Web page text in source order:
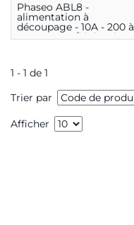
Phaseo ABL8 -
alimentation à
découpage - 10A - 200 à
500V mono/biphasé -
1 - 1 de 1
Trier par
Afficher